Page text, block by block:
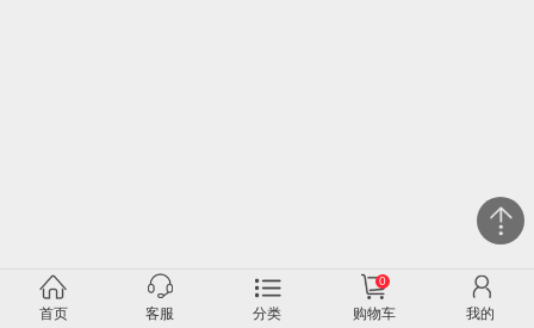
首页 客服 分类
0
购物车 我的
关闭